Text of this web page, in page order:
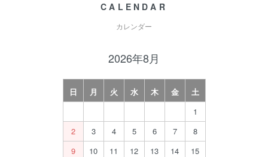
CALENDAR
カレンダー
2026年8月
日 月 火 水 木 金
土
1
2
3 4 5 6 7
8
9
10 11 12 13 14
15